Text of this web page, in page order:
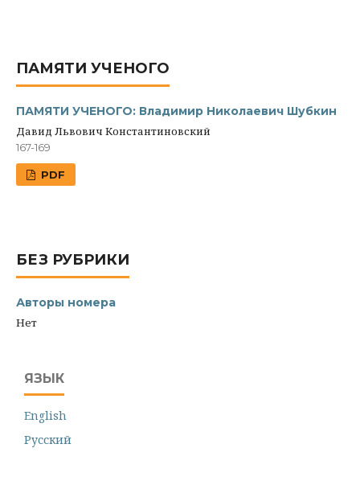
ПАМЯТИ УЧЕНОГО
ПАМЯТИ УЧЕНОГО: Владимир Николаевич Шубкин
Давид Львович Константиновский
167-169
PDF
БЕЗ РУБРИКИ
Авторы номера
Нет
ЯЗЫК
English
Русский